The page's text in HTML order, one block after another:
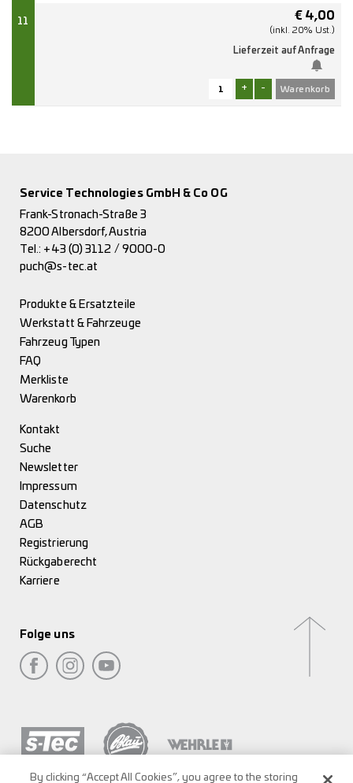
11 € 4,00
(inkl. 20% Ust.)
Lieferzeit auf Anfrage
+ -
Service Technologies GmbH & Co OG
Frank-Stronach-Straße 3
8200 Albersdorf, Austria
Tel.: +43 (0) 3112 / 9000-0
puch@s-tec.at
Produkte & Ersatzteile
Werkstatt & Fahrzeuge
Fahrzeug Typen
FAQ
Merkliste
Warenkorb
Kontakt
Suche
Newsletter
Impressum
Datenschutz
AGB
Registrierung
Rückgaberecht
Karriere
Folge uns
By clicking “Accept All Cookies”, you agree to the storing